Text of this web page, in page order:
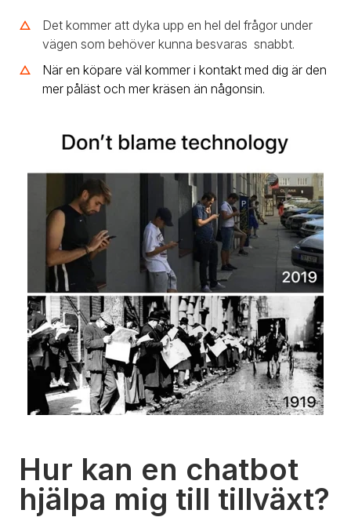
Det kommer att dyka upp en hel del frågor under
vägen som behöver kunna besvaras snabbt.
När en köpare väl kommer i kontakt med dig är den
mer påläst och mer kräsen än någonsin.
Hur kan en chatbot
hjälpa mig till tillväxt?